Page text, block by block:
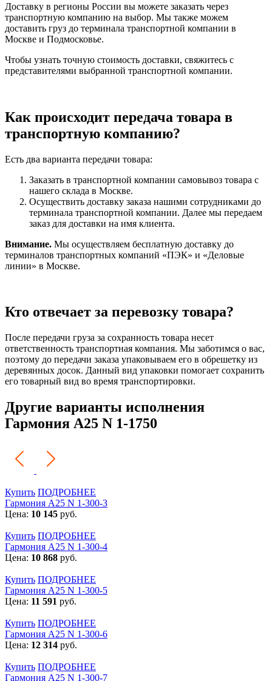
Доставку в регионы России вы можете заказать через
транспортную компанию на выбор. Мы также можем
доставить груз до терминала транспортной компании в
Москве и Подмосковье.
Чтобы узнать точную стоимость доставки, свяжитесь с
представителями выбранной транспортной компании.
Как происходит передача товара в
транспортную компанию?
Есть два варианта передачи товара:
Заказать в транспортной компании самовывоз товара с
нашего склада в Москве.
Осуществить доставку заказа нашими сотрудниками до
терминала транспортной компании. Далее мы передаем
заказ для доставки на имя клиента.
Внимание. Мы осуществляем бесплатную доставку до
терминалов транспортных компаний «ПЭК» и «Деловые
линии» в Москве.
Кто отвечает за перевозку товара?
После передачи груза за сохранность товара несет
ответственность транспортная компания. Мы заботимся о вас,
поэтому до передачи заказа упаковываем его в обрешетку из
деревянных досок. Данный вид упаковки помогает сохранить
его товарный вид во время транспортировки.
Другие варианты исполнения
Гармония А25 N 1-1750
Купить ПОДРОБНЕЕ
Гармония А25 N 1-300-3
Цена: 10 145 руб.
Купить ПОДРОБНЕЕ
Гармония А25 N 1-300-4
Цена: 10 868 руб.
Купить ПОДРОБНЕЕ
Гармония А25 N 1-300-5
Цена: 11 591 руб.
Купить ПОДРОБНЕЕ
Гармония А25 N 1-300-6
Цена: 12 314 руб.
Купить ПОДРОБНЕЕ
Гармония А25 N 1-300-7